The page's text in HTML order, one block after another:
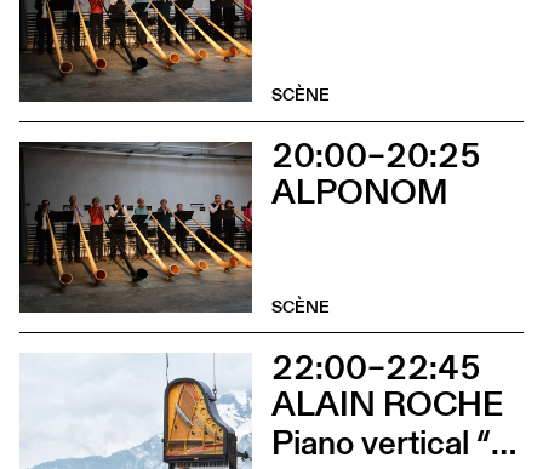
SCÈNE
20:00–20:25
ALPONOM
SCÈNE
22:00–22:45
ALAIN ROCHE
Piano vertical “Chantier”